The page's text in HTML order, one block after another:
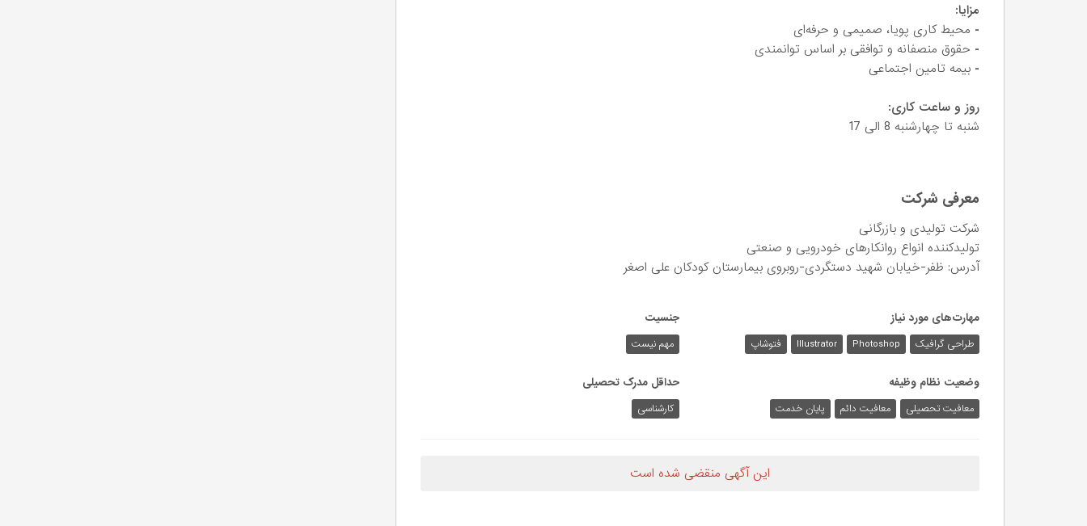
مزایا:
- محیط کاری پویا، صمیمی و حرفه‌ای
- حقوق منصفانه و توافقی بر اساس توانمندی
- بیمه تامین اجتماعی
روز و ساعت کاری:
شنبه تا چهارشنبه 8 الی 17
معرفی شرکت
شرکت تولیدی و بازرگانی
تولیدکننده انواع روانکارهای خودرویی و صنعتی
آدرس: ظفر-خیابان شهید دستگردی-روبروی بیمارستان کودکان علی اصغر
مهارت‌های مورد نیاز
طراحی گرافیک Photoshop
Illustrator فتوشاپ
جنسیت
مهم نیست
وضعیت نظام وظیفه
معافیت تحصیلی معافیت دائم پایان خدمت
حداقل مدرک تحصیلی
کارشناسی
این آگهی منقضی شده است